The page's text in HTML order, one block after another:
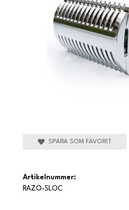
SPARA SOM FAVORIT
Artikelnummer:
RAZO-SLOC